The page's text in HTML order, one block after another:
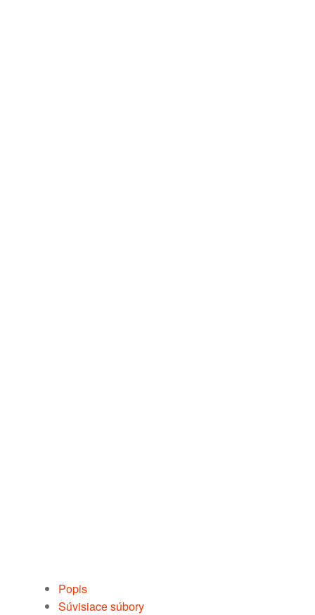
Popis
Súvisiace súbory